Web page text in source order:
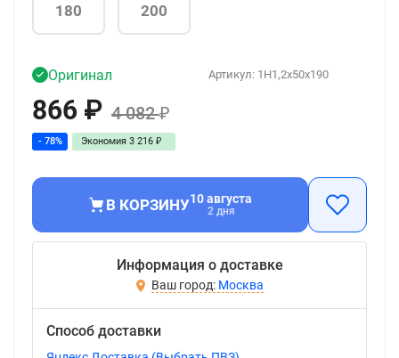
180 200
Артикул: 1H1,2x50x190
Оригинал
866 ₽ 4 082₽
- 78% Экономия 3 216 ₽
В КОРЗИНУ10 августа
2 дня
Информация о доставке
Москва
Способ доставки